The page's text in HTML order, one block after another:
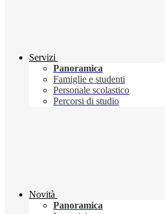
Servizi
Panoramica
Famiglie e studenti
Personale scolastico
Percorsi di studio
Novità
Panoramica